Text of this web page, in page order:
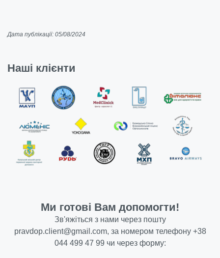
Дата публікації: 05/08/2024
Наші клієнти
Ми готові Вам допомогти!
Зв'яжіться з нами через пошту
pravdop.client@gmail.com, за номером телефону +38
044 499 47 99 чи через форму: